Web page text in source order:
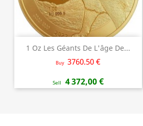
1 Oz Les Géants De L'âge De...
Buy 3760.50 €
Sell 4 372,00 €